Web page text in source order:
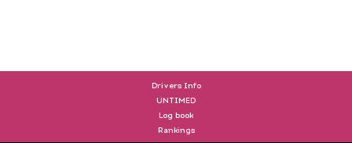
Drivers Info
UNTIMED
Log book
Rankings